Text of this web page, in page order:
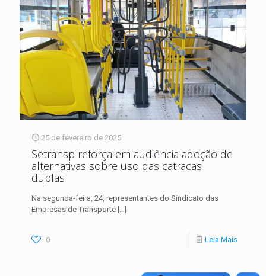
25 de fevereiro de 2025
Setransp reforça em audiência adoção de
alternativas sobre uso das catracas
duplas
Na segunda-feira, 24, representantes do Sindicato das
Empresas de Transporte […]
0 Leia Mais